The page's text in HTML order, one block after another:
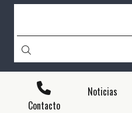
Contacto
Noticias